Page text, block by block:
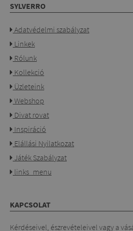
SYLVERRO
Adatvédelmi szabályzat
Linkek
Rólunk
Kollekció
Üzleteink
Webshop
Divat rovat
Inspiráció
Elállási Nyilatkozat
Játék Szabályzat
links_menu
KAPCSOLAT
Kérdéseivel, észrevételeivel vagy a